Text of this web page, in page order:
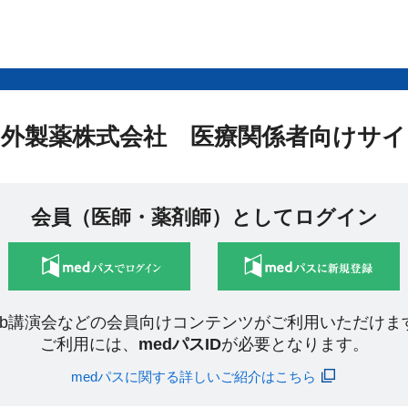
製薬株式会社 医療関係者向けサ
会員（医師・薬剤師）としてログイン
講演会などの会員向けコンテンツがご利用いただけま
ご利用には、 medパスIDが必要となります。
medパスに関する詳しいご紹介はこちら